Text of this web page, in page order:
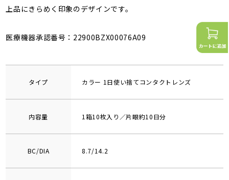
上品にきらめく印象のデザインです。
医療機器承認番号：22900BZX00076A09
タイプ カラー 1日使い捨てコンタクトレンズ
内容量 1箱10枚入り／片眼約10日分
BC/DIA 8.7/14.2